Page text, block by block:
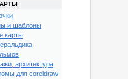
и шаблоны
карты
архитектура
для coreldraw